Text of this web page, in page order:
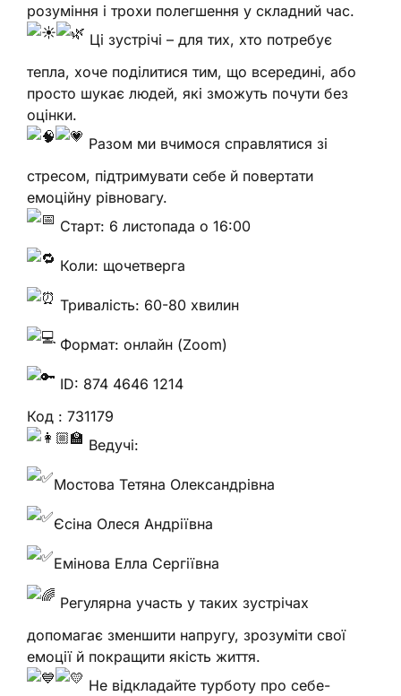
розуміння і трохи полегшення у складний час.
Ці зустрічі – для тих, хто потребує
тепла, хоче поділитися тим, що всередині, або
просто шукає людей, які зможуть почути без
оцінки.
Разом ми вчимося справлятися зі
стресом, підтримувати себе й повертати
емоційну рівновагу.
Старт: 6 листопада о 16:00
Коли: щочетверга
Тривалість: 60-80 хвилин
Формат: онлайн (Zoom)
ID: 874 4646 1214
Код : 731179
Ведучі:
Мостова Тетяна Олександрівна
Єсіна Олеся Андріївна
Емінова Елла Сергіївна
Регулярна участь у таких зустрічах
допомагає зменшити напругу, зрозуміти свої
емоції й покращити якість життя.
Не відкладайте турботу про себе-